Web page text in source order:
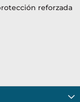
reforzada